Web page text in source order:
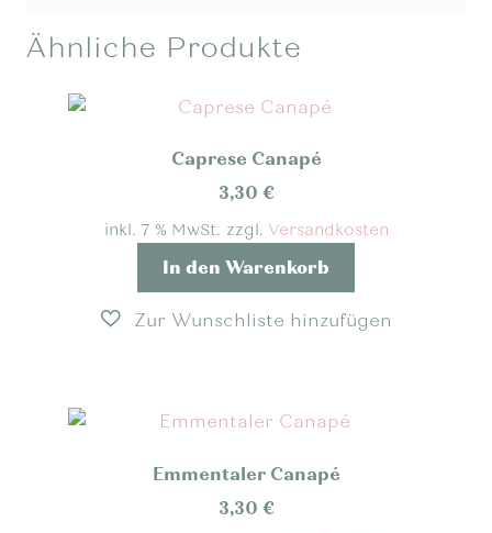
Ähnliche Produkte
Caprese Canapé
3,30 €
inkl. 7 % MwSt. zzgl. Versandkosten
In den Warenkorb
Emmentaler Canapé
3,30 €